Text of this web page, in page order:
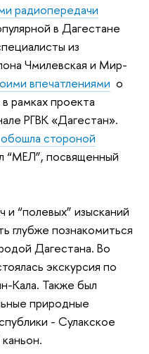
радиопередачи
в Дагестане
из
Чмилевская и Мир-
впечатлениями о
рамках проекта
РГВК «Дагестан».
стороной
“МЕЛ”, посвященный
“полевых” изысканий
глубже познакомиться
Дагестана. Во
экскурсия по
Кала. Также был
природные
- Сулакское